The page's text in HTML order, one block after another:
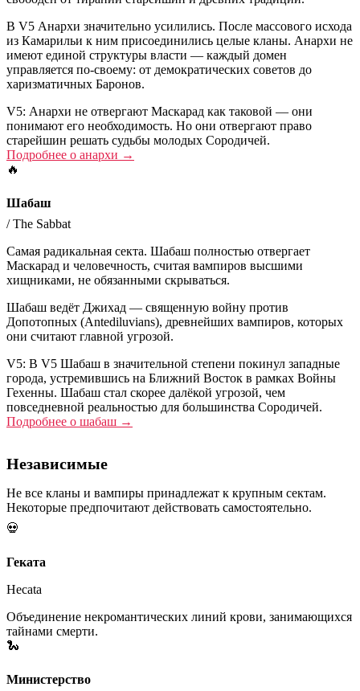
В V5 Анархи значительно усилились. После массового исхода
из Камарильи к ним присоединились целые кланы. Анархи не
имеют единой структуры власти — каждый домен
управляется по-своему: от демократических советов до
харизматичных Баронов.
V5: Анархи не отвергают Маскарад как таковой — они
понимают его необходимость. Но они отвергают право
старейшин решать судьбы молодых Сородичей.
Подробнее о анархи →
🔥
Шабаш
/The Sabbat
Самая радикальная секта. Шабаш полностью отвергает
Маскарад и человечность, считая вампиров высшими
хищниками, не обязанными скрываться.
Шабаш ведёт Джихад — священную войну против
Допотопных (Antediluvians), древнейших вампиров, которых
они считают главной угрозой.
V5: В V5 Шабаш в значительной степени покинул западные
города, устремившись на Ближний Восток в рамках Войны
Гехенны. Шабаш стал скорее далёкой угрозой, чем
повседневной реальностью для большинства Сородичей.
Подробнее о шабаш →
Независимые
Не все кланы и вампиры принадлежат к крупным сектам.
Некоторые предпочитают действовать самостоятельно.
💀
Геката
Hecata
Объединение некромантических линий крови, занимающихся
тайнами смерти.
🐍
Министерство